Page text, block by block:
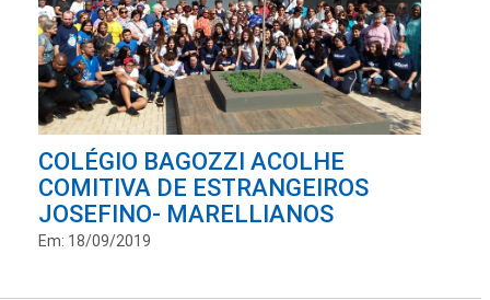
COLÉGIO BAGOZZI ACOLHE
COMITIVA DE ESTRANGEIROS
JOSEFINO- MARELLIANOS
Em: 18/09/2019